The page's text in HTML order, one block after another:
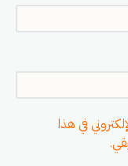
في هذا